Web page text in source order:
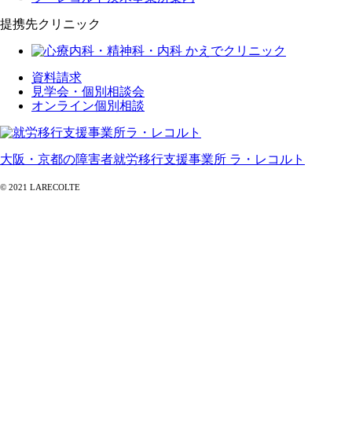
提携先クリニック
資料請求
見学会・個別相談会
オンライン個別相談
大阪・京都の障害者就労移行支援事業所 ラ・レコルト
© 2021 LARECOLTE